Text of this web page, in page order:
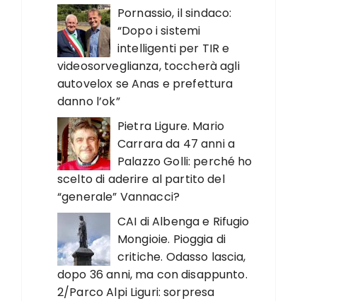
Pornassio, il sindaco:
“Dopo i sistemi
intelligenti per TIR e
videosorveglianza, toccherà agli
autovelox se Anas e prefettura
danno l’ok”
Pietra Ligure. Mario
Carrara da 47 anni a
Palazzo Golli: perché ho
scelto di aderire al partito del
“generale” Vannacci?
CAI di Albenga e Rifugio
Mongioie. Pioggia di
critiche. Odasso lascia,
dopo 36 anni, ma con disappunto.
2/Parco Alpi Liguri: sorpresa